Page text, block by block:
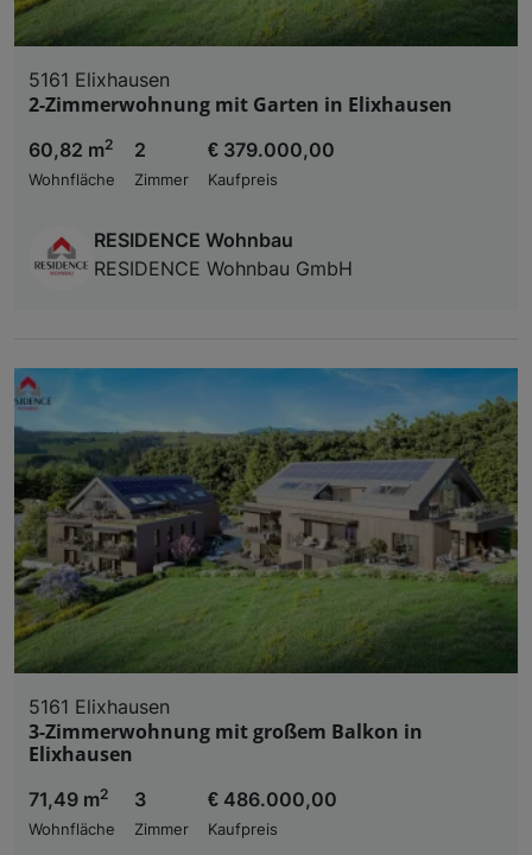
5161 Elixhausen
2-Zimmerwohnung mit Garten in Elixhausen
60,82 m2
Wohnfläche
2
Zimmer
€ 379.000,00
Kaufpreis
RESIDENCE Wohnbau
RESIDENCE Wohnbau GmbH
5161 Elixhausen
3-Zimmerwohnung mit großem Balkon in
Elixhausen
71,49 m2
Wohnfläche
3
Zimmer
€ 486.000,00
Kaufpreis